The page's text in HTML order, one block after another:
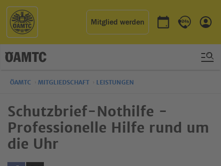
Mitglied werden
Termin buchen
Kontakt &
ÖAMTC MITGLIEDSCHAFT LEISTUNGEN
Schutzbrief-Nothilfe -
Professionelle Hilfe rund um
die Uhr